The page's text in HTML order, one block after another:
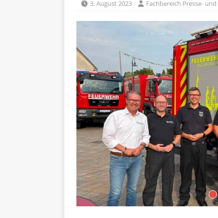
3. August 2023 Fachbereich Presse-